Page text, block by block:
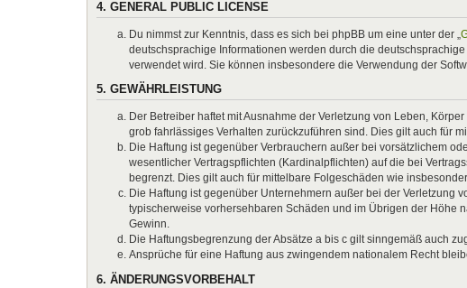
4. GENERAL PUBLIC LICENSE
Du nimmst zur Kenntnis, dass es sich bei phpBB um eine unter der „
deutschsprachige Informationen werden durch die
verwendet wird. Sie können insbesondere die Verwendung der
5. GEWÄHRLEISTUNG
Der Betreiber haftet mit Ausnahme der Verletzung von Leben,
grob fahrlässiges Verhalten zurückzuführen sind. Dies gilt auch für
Die Haftung ist gegenüber Verbrauchern außer bei vorsätzlichem
wesentlicher Vertragspflichten (Kardinalpflichten) auf die bei
begrenzt. Dies gilt auch für mittelbare Folgeschäden wie
Die Haftung ist gegenüber Unternehmern außer bei der Verletzung
typischerweise vorhersehbaren Schäden und im Übrigen der Höhe
Gewinn.
Die Haftungsbegrenzung der Absätze a bis c gilt sinngemäß auch
Ansprüche für eine Haftung aus zwingendem nationalem Recht
6. ÄNDERUNGSVORBEHALT